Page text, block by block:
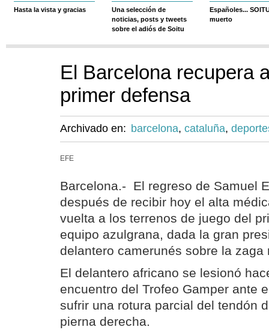
Hasta la vista y gracias
Una selección de
noticias, posts y tweets
sobre el adiós de Soitu
Españoles...
muerto
El Barcelona recupera
primer defensa
Archivado en: barcelona, cataluña,
EFE
Barcelona.- El regreso de Samuel
después de recibir hoy el alta
vuelta a los terrenos de juego del
equipo azulgrana, dada la gran
delantero camerunés sobre la zaga
El delantero africano se lesionó
encuentro del Trofeo Gamper ante
sufrir una rotura parcial del tendón
pierna derecha.